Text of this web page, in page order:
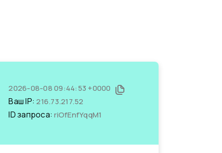
2026-08-08 09:44:53 +0000
Ваш IP:216.73.217.52
ID запроса:riOfEnfYqqM1